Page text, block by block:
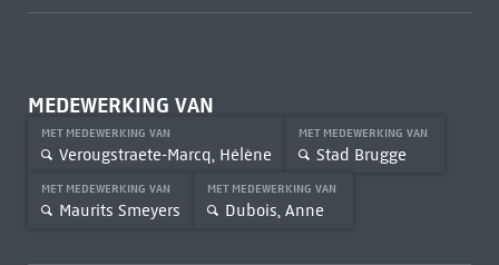
MEDEWERKING VAN
MET MEDEWERKING VAN
Verougstraete-Marcq, Hélène
MET MEDEWERKING VAN
Stad Brugge
MET MEDEWERKING VAN
Maurits Smeyers
MET MEDEWERKING VAN
Dubois, Anne